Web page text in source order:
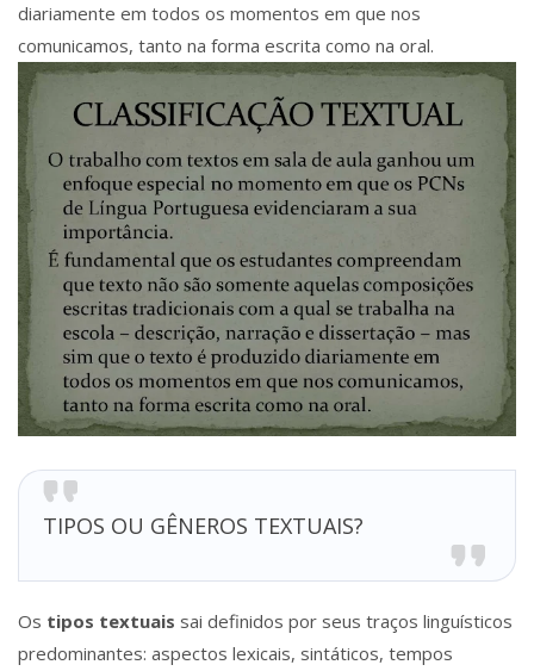
diariamente em todos os momentos em que nos
comunicamos, tanto na forma escrita como na oral.
TIPOS OU GÊNEROS TEXTUAIS?
Os tipos textuais sai definidos por seus traços linguísticos
predominantes: aspectos lexicais, sintáticos, tempos